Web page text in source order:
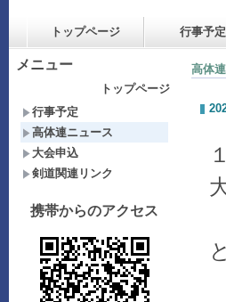
トップページ 行事予定
メニュー
トップページ
行事予定
高体連ニュース
大会申込
剣道関連リンク
携帯からのアクセス
高体